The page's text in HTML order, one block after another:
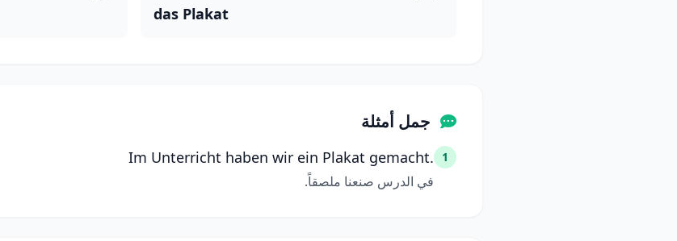
das Plakat
جمل أمثلة
1
Im Unterricht haben wir ein Plakat gemacht.
في الدرس صنعنا ملصقاً.